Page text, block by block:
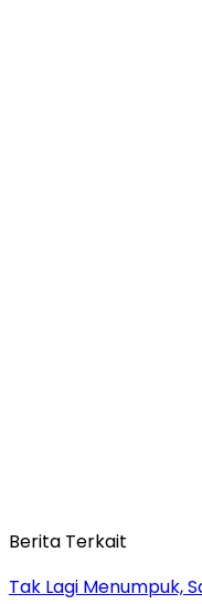
Berita Terkait
Tak Lagi Menumpuk,